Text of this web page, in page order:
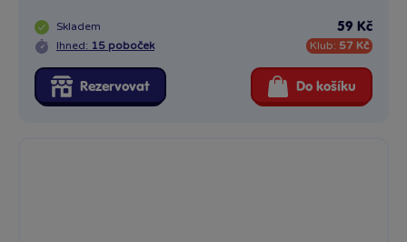
Skladem
Ihned: 15 poboček
59 Kč
Klub: 57 Kč
Rezervovat Do košíku